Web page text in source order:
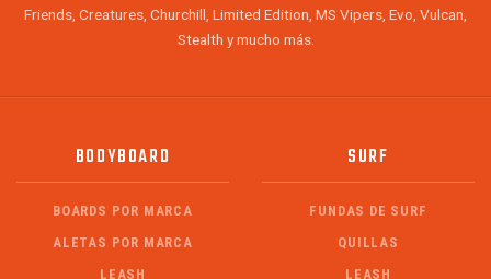
Friends, Creatures, Churchill, Limited Edition, MS Vipers, Evo, Vulcan,
Stealth y mucho más.
BODYBOARD
BOARDS POR MARCA
ALETAS POR MARCA
LEASH
SURF
FUNDAS DE SURF
QUILLAS
LEASH